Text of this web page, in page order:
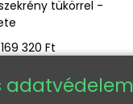
tükörrel -
Ár
169 320 Ft
adatvédelem